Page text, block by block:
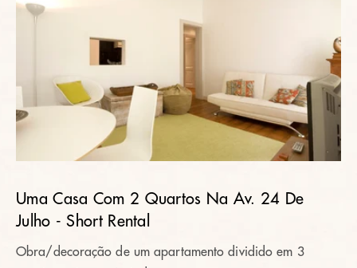
Uma Casa Com 2 Quartos Na Av. 24 De
Julho - Short Rental
Obra/decoração de um apartamento dividido em 3